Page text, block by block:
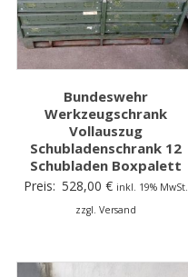
Bundeswehr
Werkzeugschrank
Vollauszug
Schubladenschrank 12
Schubladen Boxpalett
Preis: 528,00€ inkl. 19% MwSt.
zzgl. Versand